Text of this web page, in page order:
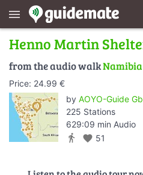
menu
Henno Martin
from the audio walk
Price: 24.99 €
by AOYO-Guide
225 Stations
629:09 min Audio
directions_walk favorite 51